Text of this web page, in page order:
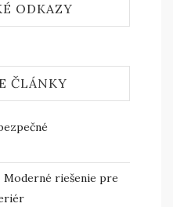
ODKAZY
ČLÁNKY
Moderné riešenie pre